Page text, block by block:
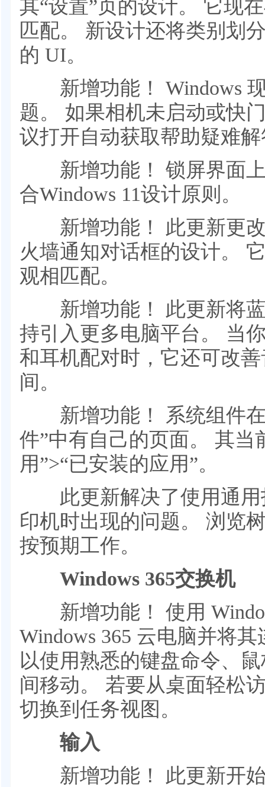
其“设置”页的设计。 它现
匹配。 新设计还将类别划
的 UI。
新增功能！ Windows 现
题。 如果相机未启动或快
议打开自动获取帮助疑难
新增功能！ 锁屏界面上
合Windows 11设计原则。
新增功能！ 此更新更改
火墙通知对话框的设计。
观相匹配。
新增功能！ 此更新将蓝
持引入更多电脑平台。 当
和耳机配对时，它还可改
间。
新增功能！ 系统组件在
件”中有自己的页面。 其当
用”>“已安装的应用”。
此更新解决了使用通用
印机时出现的问题。 浏览
按预期工作。
Windows 365交换机
新增功能！ 使用
Windows 365 云电脑并将
以使用熟悉的键盘命令、
间移动。 若要从桌面轻松
切换到任务视图。
输入
新增功能！ 此更新开始